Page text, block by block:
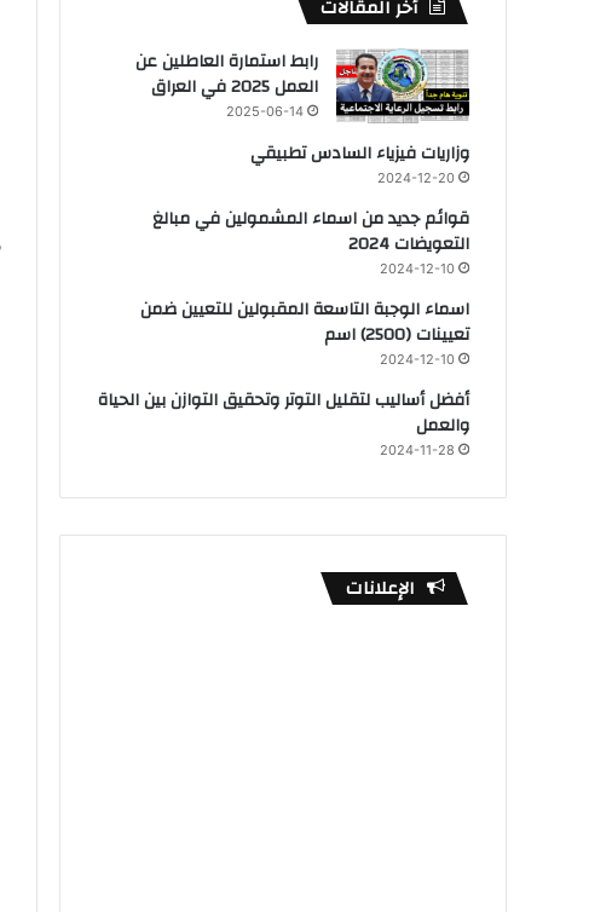
أخر المقالات
رابط استمارة العاطلين عن
العمل 2025 في العراق
2025-06-14
وزاريات فيزياء السادس تطبيقي
2024-12-20
قوائم جديد من اسماء المشمولين في مبالغ
التعويضات 2024
2024-12-10
اسماء الوجبة التاسعة المقبولين للتعيين ضمن
تعيينات (2500) اسم
2024-12-10
أفضل أساليب لتقليل التوتر وتحقيق التوازن بين الحياة
والعمل
2024-11-28
الإعلانات